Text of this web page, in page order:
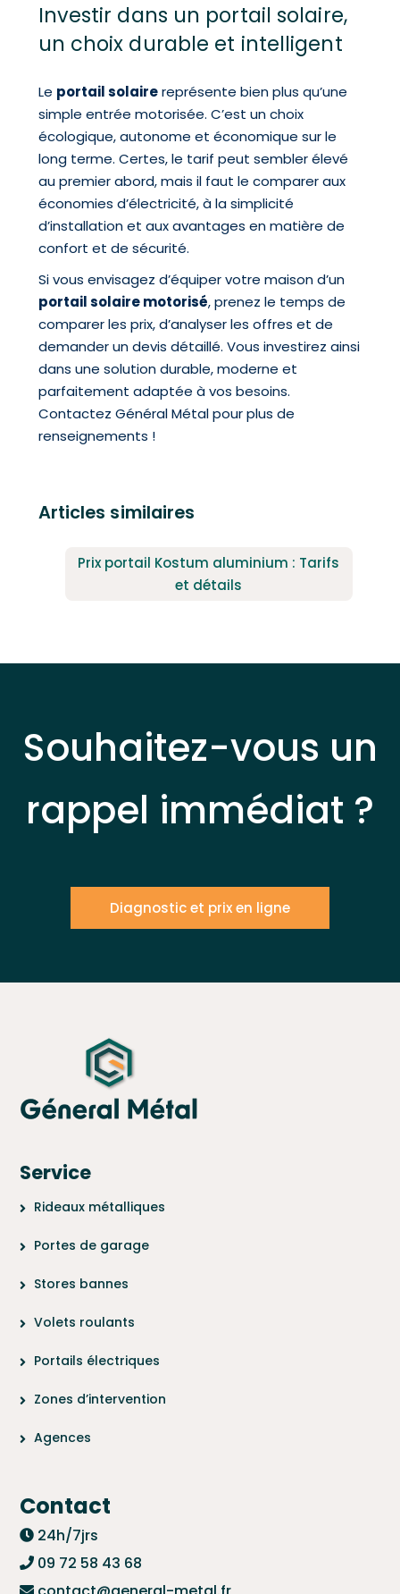
Investir dans un portail solaire,
un choix durable et intelligent
Le portail solairereprésente bien plus qu’une
simple entrée motorisée. C’est un choix
écologique, autonome et économique sur le
long terme. Certes, le tarif peut sembler élevé
au premier abord, mais il faut le comparer aux
économies d’électricité, à la simplicité
d’installation et aux avantages en matière de
confort et de sécurité.
Si vous envisagez d’équiper votre maison d’un
portail solaire motorisé, prenez le temps de
comparer les prix, d’analyser les offres et de
demander un devis détaillé. Vous investirez ainsi
dans une solution durable, moderne et
parfaitement adaptée à vos besoins.
Contactez Général Métal pour plus de
renseignements !
Articles similaires
Prix portail Kostum aluminium : Tarifs
et détails
Souhaitez-vous un
rappel immédiat ?
Diagnostic et prix en ligne
Service
Rideaux métalliques
Portes de garage
Stores bannes
Volets roulants
Portails électriques
Zones d’intervention
Agences
Contact
24h/7jrs
09 72 58 43 68